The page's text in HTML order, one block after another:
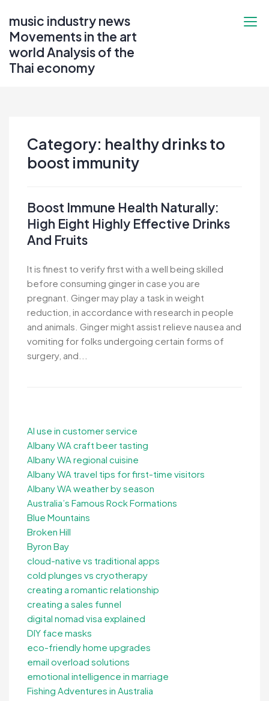
content
music industry news
Movements in the art
world Analysis of the
Thai economy
Category: healthy drinks to
boost immunity
Boost Immune Health Naturally:
High Eight Highly Effective Drinks
And Fruits
It is finest to verify first with a well being skilled
before consuming ginger in case you are
pregnant. Ginger may play a task in weight
reduction, in accordance with research in people
and animals. Ginger might assist relieve nausea and
vomiting for folks undergoing certain forms of
surgery, and...
AI use in customer service
Albany WA craft beer tasting
Albany WA regional cuisine
Albany WA travel tips for first-time visitors
Albany WA weather by season
Australia’s Famous Rock Formations
Blue Mountains
Broken Hill
Byron Bay
cloud-native vs traditional apps
cold plunges vs cryotherapy
creating a romantic relationship
creating a sales funnel
digital nomad visa explained
DIY face masks
eco-friendly home upgrades
email overload solutions
emotional intelligence in marriage
Fishing Adventures in Australia